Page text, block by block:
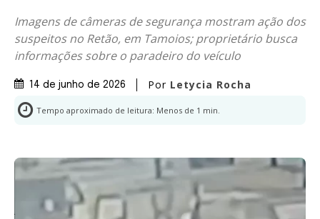
Imagens de câmeras de segurança mostram ação dos
suspeitos no Retão, em Tamoios; proprietário busca
informações sobre o paradeiro do veículo
14 de junho de 2026 Por Letycia Rocha
Tempo aproximado de leitura: Menos de 1 min.